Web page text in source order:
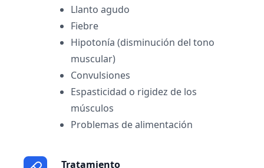
Llanto agudo
Fiebre
Hipotonía (disminución del tono
muscular)
Convulsiones
Espasticidad o rigidez de los
músculos
Problemas de alimentación
Tratamiento